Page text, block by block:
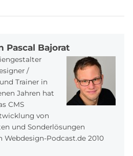
Pascal Bajorat
/
Trainer in
Jahren hat
CMS
von
und Sonderlösungen
Webdesign-Podcast.de 2010